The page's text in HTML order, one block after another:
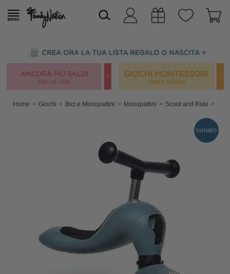
Home Giochi Bici e Monopattini Monopattini Scoot and Ride
tornato